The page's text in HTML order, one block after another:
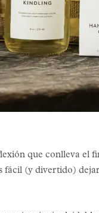
que conlleva el
(y divertido)